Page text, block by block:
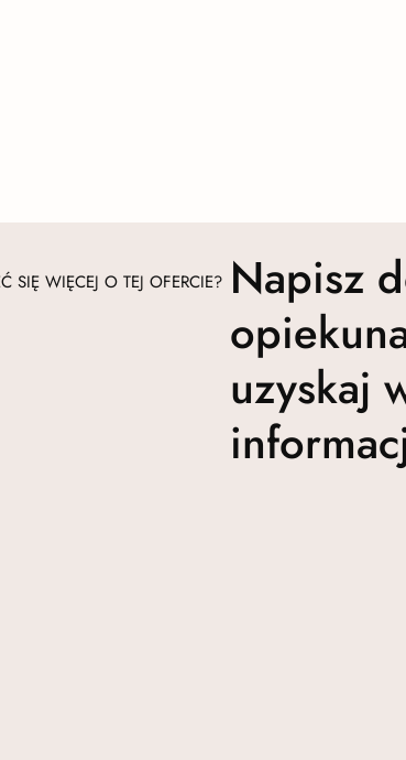
SIĘ WIĘCEJ O TEJ OFERCIE? Napisz
uzyskaj